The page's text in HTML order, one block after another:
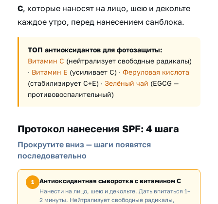
C, которые наносят на лицо, шею и декольте
каждое утро, перед нанесением санблока.
ТОП антиоксидантов для фотозащиты:
Витамин C (нейтрализует свободные радикалы)
· Витамин E (усиливает C) · Феруловая кислота
(стабилизирует C+E) · Зелёный чай (EGCG —
противовоспалительный)
Протокол нанесения SPF: 4 шага
Прокрутите вниз — шаги появятся
последовательно
1 Антиоксидантная сыворотка с витамином C
Нанести на лицо, шею и декольте. Дать впитаться 1–
2 минуты. Нейтрализует свободные радикалы,